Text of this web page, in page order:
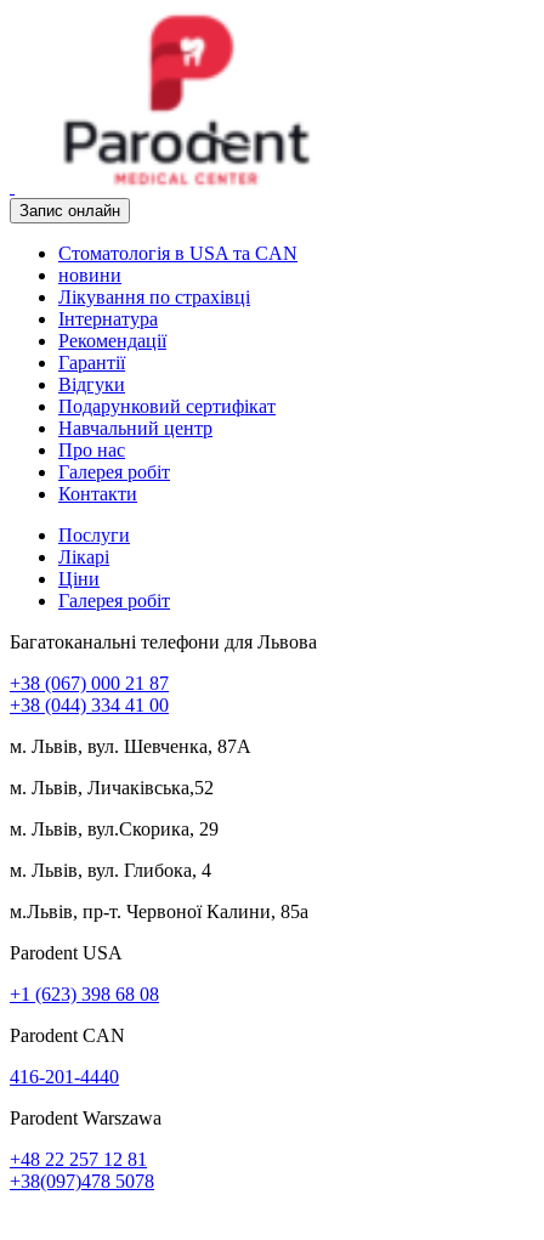
Запис онлайн
Стоматологія в USA та CAN
новини
Лікування по страхівці
Інтернатура
Рекомендації
Гарантії
Відгуки
Подарунковий сертифікат
Навчальний центр
Про нас
Галерея робіт
Контакти
Послуги
Лікарі
Ціни
Галерея робіт
Багатоканальні телефони для Львова
+38 (067) 000 21 87
+38 (044) 334 41 00
м. Львів, вул. Шевченка, 87А
м. Львів, Личаківська,52
м. Львів, вул.Скорика, 29
м. Львів, вул. Глибока, 4
м.Львів, пр-т. Червоної Калини, 85а
Parodent USА
+1 (623) 398 68 08
Parodent CAN
416-201-4440
Parodent Warszawa
+48 22 257 12 81
+38(097)478 5078